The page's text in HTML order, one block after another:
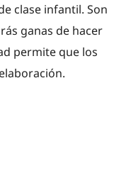
clase infantil. Son
ganas de hacer
permite que los